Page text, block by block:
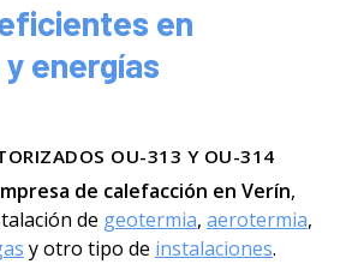
en
energías
OU-313 Y OU-314
de calefacción en Verín,
de geotermia, aerotermia,
y otro tipo de instalaciones.